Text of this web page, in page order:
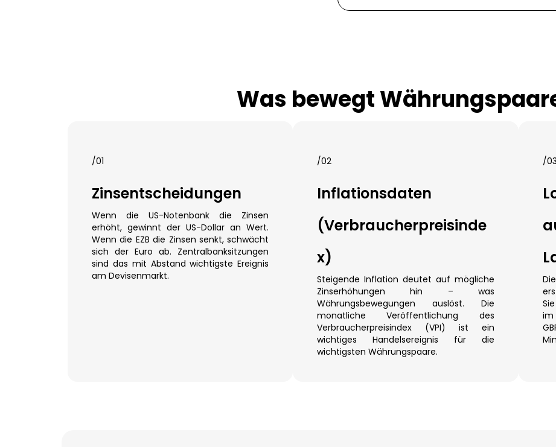
Was bewegt
/01
Zinsentscheidungen
Wenn die US-Notenbank die Zinsen
erhöht, gewinnt der US-Dollar an Wert.
Wenn die EZB die Zinsen senkt, schwächt
sich der Euro ab. Zentralbanksitzungen
sind das mit Abstand wichtigste Ereignis
am Devisenmarkt.
/02
Inflationsdaten
(Verbraucherpreisinde
x)
Steigende Inflation deutet auf mögliche
Zinserhöhungen hin – was
Währungsbewegungen auslöst. Die
monatliche Veröffentlichung des
Verbraucherpreisindex (VPI) ist ein
wichtiges Handelsereignis für die
wichtigsten Währungspaare.
/03